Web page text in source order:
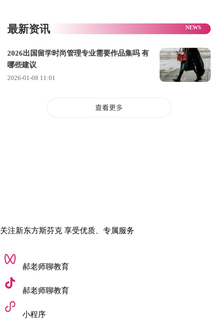
商业议题，例如分析一个品牌的复苏策略、为新
兴品牌制定市场进入计划等，撰写一篇分析严
谨、有独到见解的小论文。
视觉策划案：以PPT或PDF报告的形式，完整展示
一个商业项目，例如一次新品发布活动的策划、
少数艺术院校(如马兰欧尼)可能接受视觉化提案(如品牌
核心申请条件
学术背景：多数院校对本科专业背景要求宽松，可跨专
最新资讯
2026出国留学时尚管理专业需要作品集吗 有
哪些建议
2026-01-08 11:01
关注新东方斯芬克 享受优质、专属服务
郝老师聊教育
郝老师聊教育
小程序